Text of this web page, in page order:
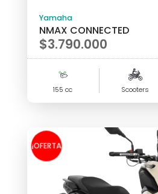
Yamaha
NMAX CONNECTED
$3.790.000
155 cc Scooters
¡OFERTA